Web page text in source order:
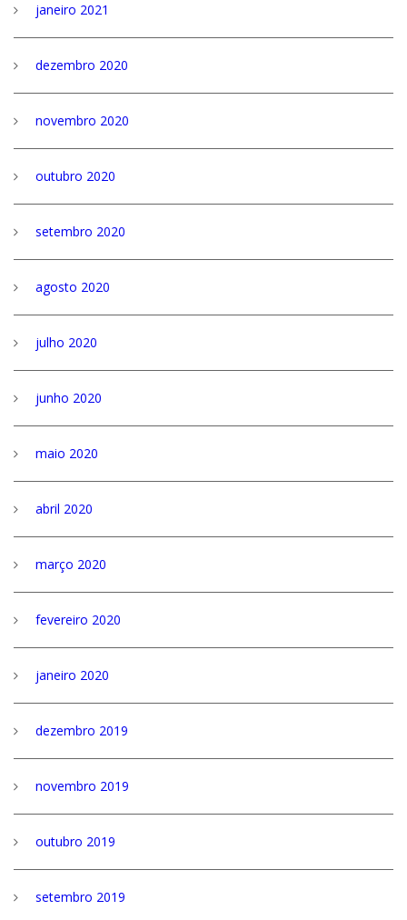
janeiro 2021
dezembro 2020
novembro 2020
outubro 2020
setembro 2020
agosto 2020
julho 2020
junho 2020
maio 2020
abril 2020
março 2020
fevereiro 2020
janeiro 2020
dezembro 2019
novembro 2019
outubro 2019
setembro 2019